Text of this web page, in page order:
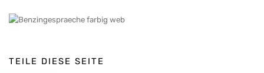
TEILE DIESE SEITE